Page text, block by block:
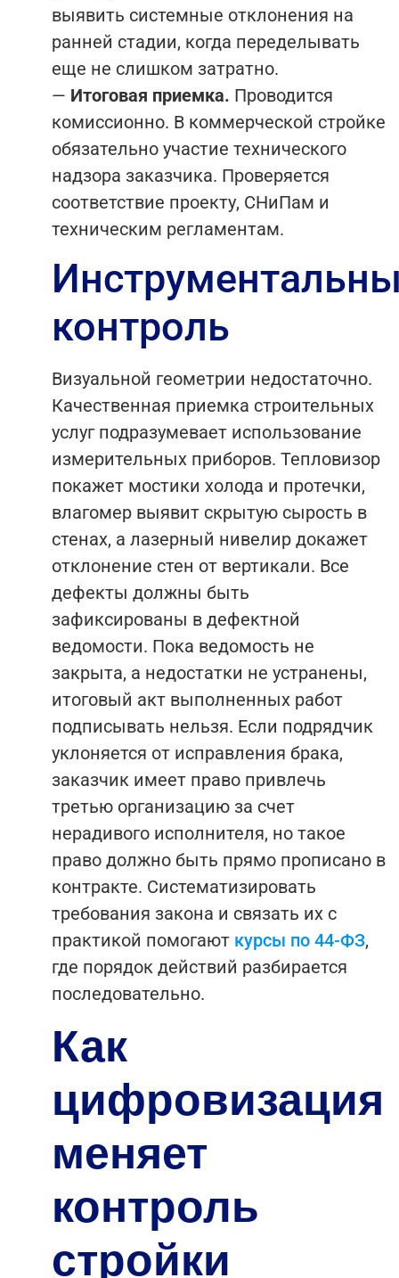
выявить системные отклонения на
ранней стадии, когда переделывать
еще не слишком затратно.
— Итоговая приемка. Проводится
комиссионно. В коммерческой стройке
обязательно участие технического
надзора заказчика. Проверяется
соответствие проекту, СНиПам и
техническим регламентам.
контроль
Визуальной геометрии недостаточно.
Качественная приемка строительных
услуг подразумевает использование
измерительных приборов. Тепловизор
покажет мостики холода и протечки,
влагомер выявит скрытую сырость в
стенах, а лазерный нивелир докажет
отклонение стен от вертикали. Все
дефекты должны быть
зафиксированы в дефектной
ведомости. Пока ведомость не
закрыта, а недостатки не устранены,
итоговый акт выполненных работ
подписывать нельзя. Если подрядчик
уклоняется от исправления брака,
заказчик имеет право привлечь
третью организацию за счет
нерадивого исполнителя, но такое
право должно быть прямо прописано в
контракте. Систематизировать
требования закона и связать их с
практикой помогают курсы по 44-ФЗ,
где порядок действий разбирается
последовательно.
Как
цифровизация
меняет
контроль
стройки